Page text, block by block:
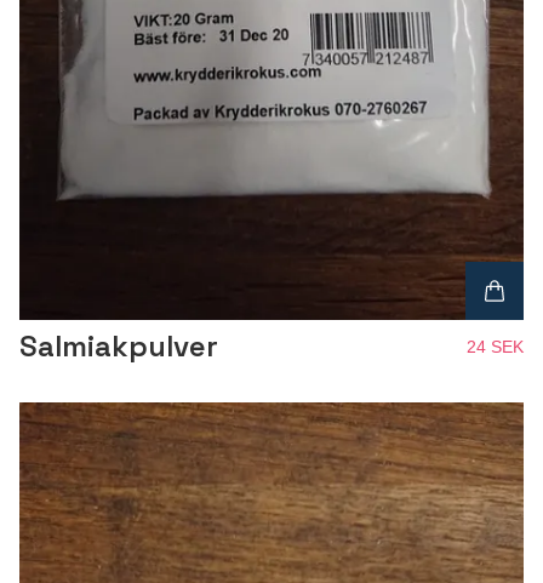
Salmiakpulver 24 SEK